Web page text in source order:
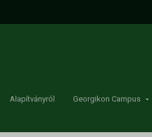
Alapítványról Georgikon Campus